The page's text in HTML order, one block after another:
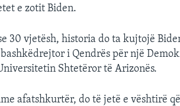
e zotit Biden.
30 vjetësh, historia do ta kujtojë
i Qendrës për një
Shtetëror të Arizonës.
afatshkurtër, do të jetë e vështirë